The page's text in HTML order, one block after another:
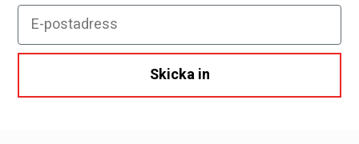
E-postadress
Skicka in